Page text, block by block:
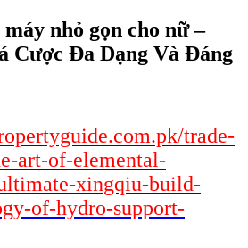
nhỏ gọn cho nữ –
Cược Đa Dạng Và Đáng
trade-
art-of-elemental-
xingqiu-build-
of-hydro-support-